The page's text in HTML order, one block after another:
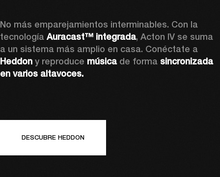
No más emparejamientos interminables. Con la
tecnología Auracast™ integrada, Acton IV se suma
a un sistema más amplio en casa. Conéctate a
Heddon y reproduce música de forma sincronizada
en varios altavoces.
DESCUBRE HEDDON